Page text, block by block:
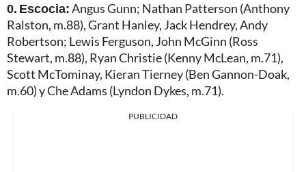
0. Escocia:Angus Gunn; Nathan Patterson (Anthony
Ralston, m.88), Grant Hanley, Jack Hendrey, Andy
Robertson; Lewis Ferguson, John McGinn (Ross
Stewart, m.88), Ryan Christie (Kenny McLean, m.71),
Scott McTominay, Kieran Tierney (Ben Gannon-Doak,
m.60) y Che Adams (Lyndon Dykes, m.71).
PUBLICIDAD